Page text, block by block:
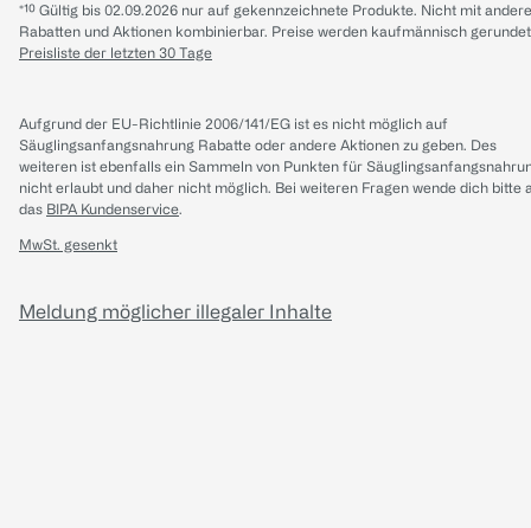
*¹⁰ Gültig bis 02.09.2026 nur auf gekennzeichnete Produkte. Nicht mit
Rabatten und Aktionen kombinierbar. Preise werden kaufmännisch
Preisliste der letzten 30 Tage
Aufgrund der EU-Richtlinie 2006/141/EG ist es nicht möglich auf
Säuglingsanfangsnahrung Rabatte oder andere Aktionen zu geben. Des
weiteren ist ebenfalls ein Sammeln von Punkten für
nicht erlaubt und daher nicht möglich. Bei weiteren Fragen wende dich bitte
das BIPA Kundenservice.
MwSt. gesenkt
Meldung möglicher illegaler Inhalte